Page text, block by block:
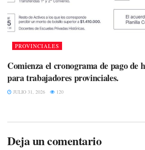
PROVINCIALES
Comienza el cronograma de pago de
para trabajadores provinciales.
JULIO 31, 2026 120
Deja un comentario